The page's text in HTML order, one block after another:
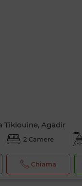
Tikiouine, Agadir
2 Camere
Chiama